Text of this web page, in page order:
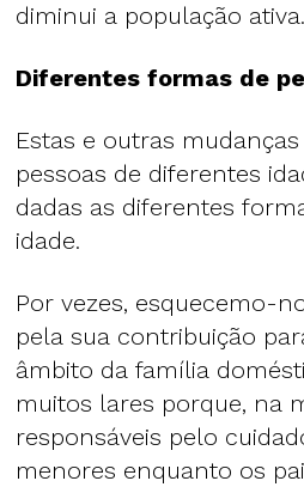
diminui a população ativa.
Diferentes formas de
Estas e outras
pessoas de diferentes
dadas as diferentes
idade.
Por vezes, esquecemo-
pela sua contribuição
âmbito da família
muitos lares porque, na
responsáveis pelo
menores enquanto os